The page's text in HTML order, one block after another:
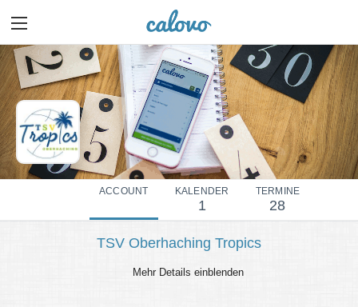
ACCOUNT KALENDER
1
TERMINE
28
TSV Oberhaching Tropics
Mehr Details einblenden